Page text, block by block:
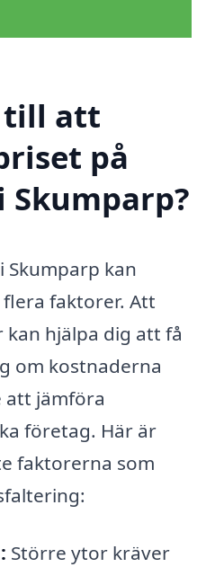
till att
på
Skumparp kan
faktorer. Att
hjälpa dig att få
om kostnaderna
att jämföra
företag. Här är
faktorerna som
Större ytor kräver